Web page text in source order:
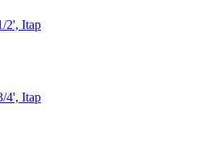
2', Itap
4', Itap